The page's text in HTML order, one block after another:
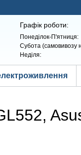
Графік роботи:
Понеділок-
Субота
Неділя: